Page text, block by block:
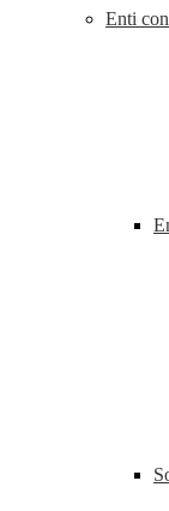
Enti